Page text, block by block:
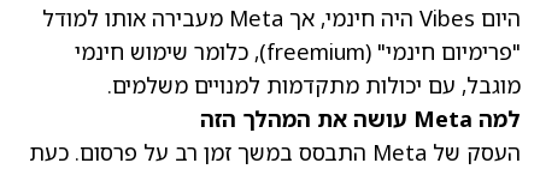
היום Vibes היה חינמי, אך Meta מעבירה אותו למודל
"פרימיום חינמי" (freemium), כלומר שימוש חינמי
מוגבל, עם יכולות מתקדמות למנויים משלמים.
למה Meta עושה את המהלך הזה
העסק של Meta התבסס במשך זמן רב על פרסום. כעת